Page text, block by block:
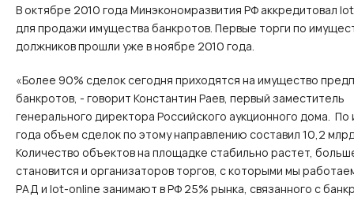
В октябре 2010 года Минэкономразвития РФ аккредитовал
для продажи имущества банкротов. Первые торги по
должников прошли уже в ноябре 2010 года.
«Более 90% сделок сегодня приходятся на имущество
банкротов, - говорит Константин Раев, первый заместитель
генерального директора Российского аукционного дома. По
года объем сделок по этому направлению составил 10,2
Количество объектов на площадке стабильно растет,
становится и организаторов торгов, с которыми мы
РАД и lot-online занимают в РФ 25% рынка, связанного с